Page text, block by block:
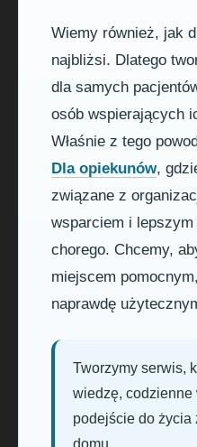
Wiemy również, jak
najbliżsi. Dlatego
dla samych
osób wspierających
Właśnie z tego
Dla opiekunów,
związane z
wsparciem i
chorego. Chcemy,
miejscem
naprawdę
Tworzymy serwis,
wiedzę,
podejście do życia